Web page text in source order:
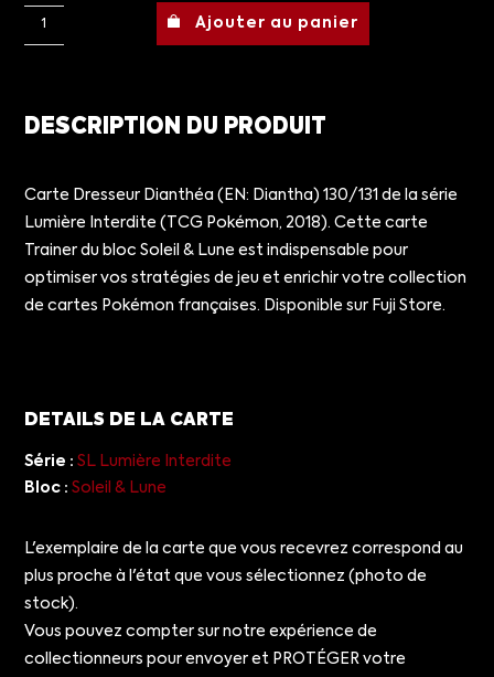
Ajouter au panier
DESCRIPTION DU PRODUIT
Carte Dresseur Dianthéa (EN: Diantha) 130/131 de la série
Lumière Interdite (TCG Pokémon, 2018). Cette carte
Trainer du bloc Soleil & Lune est indispensable pour
optimiser vos stratégies de jeu et enrichir votre collection
de cartes Pokémon françaises. Disponible sur Fuji Store.
DETAILS DE LA CARTE
Série : SL Lumière Interdite
Bloc : Soleil & Lune
L'exemplaire de la carte que vous recevrez correspond au
plus proche à l'état que vous sélectionnez (photo de
stock).
Vous pouvez compter sur notre expérience de
collectionneurs pour envoyer et PROTÉGER votre